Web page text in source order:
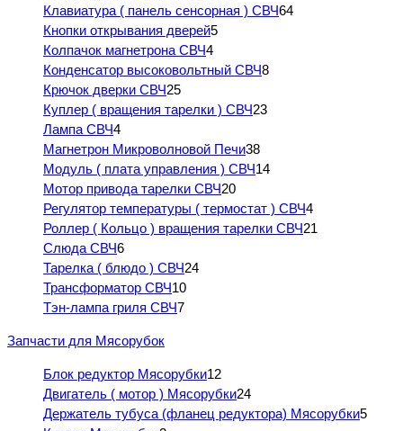
Клавиатура ( панель сенсорная ) СВЧ64
Кнопки открывания дверей5
Колпачок магнетрона СВЧ4
Конденсатор высоковольтный СВЧ8
Крючок дверки СВЧ25
Куплер ( вращения тарелки ) СВЧ23
Лампа СВЧ4
Магнетрон Микроволновой Печи38
Модуль ( плата управления ) СВЧ14
Мотор привода тарелки СВЧ20
Регулятор температуры ( термостат ) СВЧ4
Роллер ( Кольцо ) вращения тарелки СВЧ21
Слюда СВЧ6
Тарелка ( блюдо ) СВЧ24
Трансформатор СВЧ10
Тэн-лампа гриля СВЧ7
Запчасти для Мясорубок
Блок редуктор Мясорубки12
Двигатель ( мотор ) Мясорубки24
Держатель тубуса (фланец редуктора) Мясорубки5